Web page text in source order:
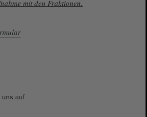
mit den Fraktionen.
uns auf